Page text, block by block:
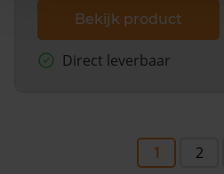
Bekijk product
Direct leverbaar
1 2